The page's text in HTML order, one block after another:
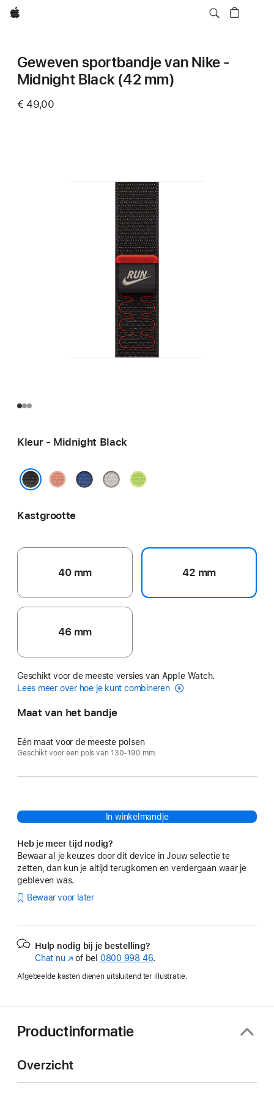
Apple
Geweven sportbandje van Nike -
Midnight Black (42 mm)
€ 49,00
Kleur - Midnight Black
Alpenglow
Blue
VeiledVolt
Kastgrootte
40 mm 42 mm
46 mm
Geschikt voor de meeste versies van Apple Watch.
Lees meer over hoe je kunt combineren
Maat van het bandje
Eén maat voor de meeste polsen
Geschikt voor een pols van 130-190 mm.
In winkelmandje
Heb je meer tijd nodig?
Bewaar al je keuzes door dit device in Jouw selectie te
zetten, dan kun je altijd terugkomen en verdergaan waar je
gebleven was.
Bewaar voor later
Hulp nodig bij je bestelling?
Chat nu (Wordt
nieuw
geopend)
of bel 0800 998 46.
Afgebeelde kasten dienen uitsluitend ter illustratie.
Productinformatie
Overzicht